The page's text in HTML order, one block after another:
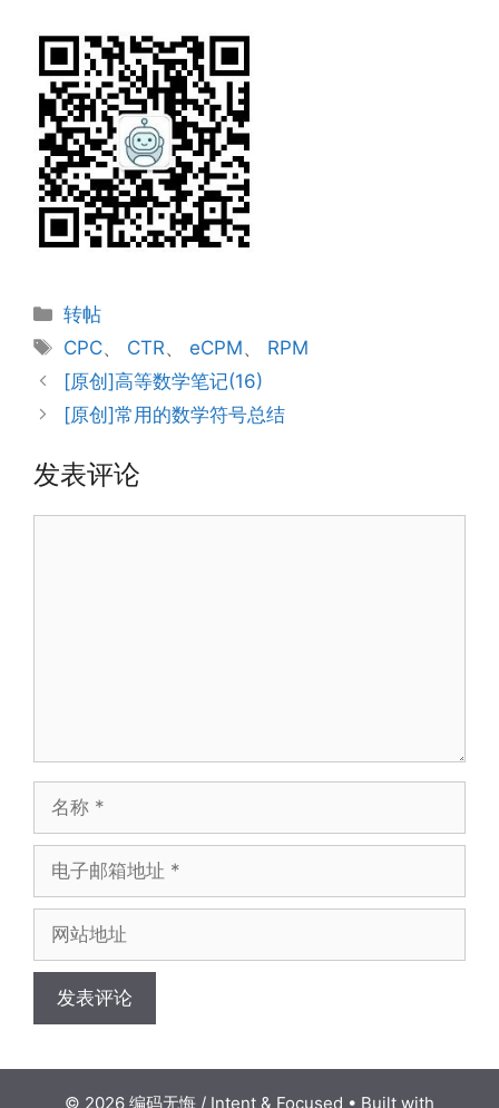
分
类
转帖
标
签
CPC、 CTR、 eCPM、 RPM
[原创]高等数学笔记(16)
[原创]常用的数学符号总结
发表评论
邮
地
地
© 2026 编码无悔 / Intent & Focused • Built with